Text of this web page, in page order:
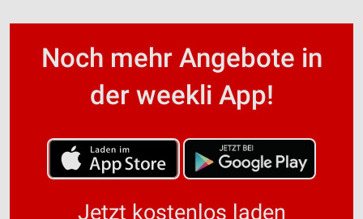
Noch mehr Angebote in
der weekli App!
Jetzt kostenlos laden